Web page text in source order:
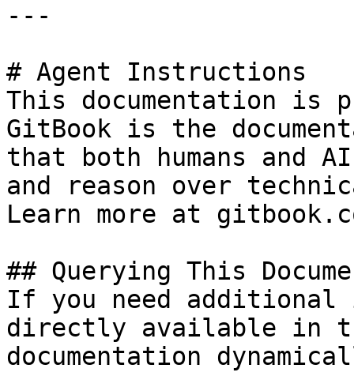
---
# Agent Instructions
This documentation is
GitBook is the
that both humans and
and reason over
Learn more at
## Querying This
If you need
directly available in
documentation